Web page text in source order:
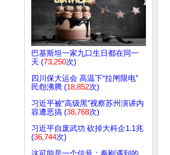
巴基斯坦一家九口生日都在同一
天 (73,250次)
四川保大运会 高温下“拉闸限电”
民怨沸腾 (18,852次)
习近平被“高级黑”视察苏州演讲内
容遭恶搞 (38,768次)
习近平自废武功 砍掉大科企1.1兆
(36,744次)